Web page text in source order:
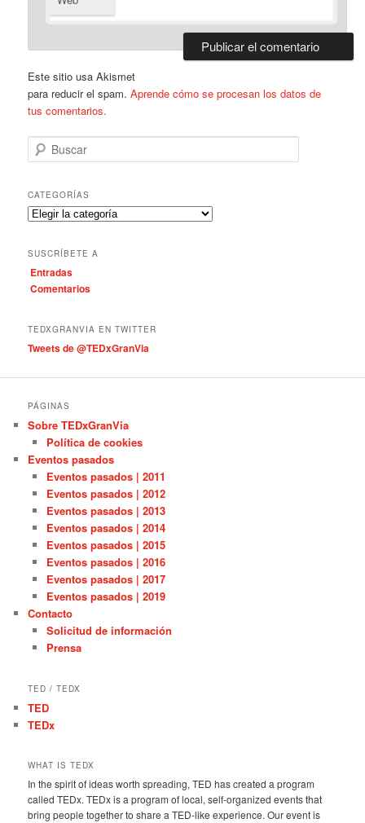
Este sitio usa Akismet
para reducir el spam.Aprende cómo se procesan los datos de
tus comentarios.
u
c
a
r
CATEGORÍAS
C
e
g
o
a
s
SUSCRÍBETE A
Entradas
Comentarios
TEDXGRANVIA EN TWITTER
Tweets de @TEDxGranVia
PÁGINAS
Sobre TEDxGranVia
Política de cookies
Eventos pasados
Eventos pasados | 2011
Eventos pasados | 2012
Eventos pasados | 2013
Eventos pasados | 2014
Eventos pasados | 2015
Eventos pasados | 2016
Eventos pasados | 2017
Eventos pasados | 2019
Contacto
Solicitud de información
Prensa
TED / TEDX
TED
TEDx
WHAT IS TEDX
In the spirit of ideas worth spreading, TED has created a program
called TEDx. TEDx is a program of local, self-organized events that
bring people together to share a TED-like experience. Our event is